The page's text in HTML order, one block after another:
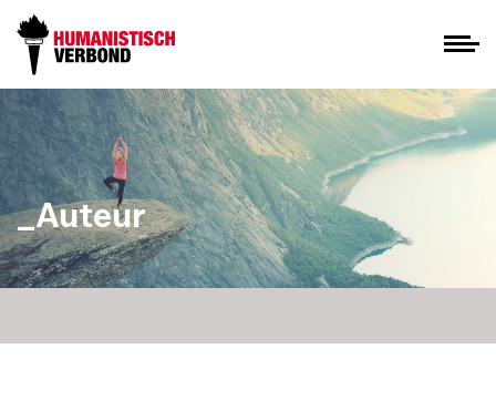
_Auteur